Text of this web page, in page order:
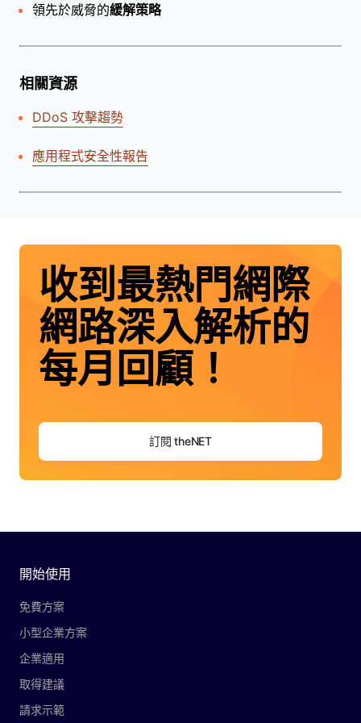
領先於威脅的緩解策略
相關資源
DDoS 攻擊趨勢
應用程式安全性報告
收到最熱門網際
網路深入解析的
每月回顧！
訂閱 theNET
開始使用
免費方案
小型企業方案
企業適用
取得建議
請求示範